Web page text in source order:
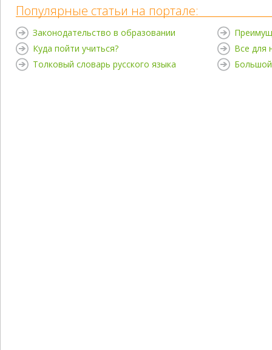
Популярные статьи на портале:
Законодательство в образовании
Куда пойти учиться?
Толковый словарь русского языка
Все для
Большой